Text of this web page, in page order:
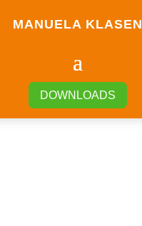
MANUELA KLASEN
DOWNLOADS